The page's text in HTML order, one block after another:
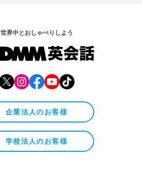
世界中とおしゃべりしよう
企業法人のお客様
学校法人のお客様